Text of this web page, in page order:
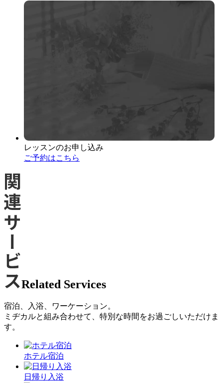
レッスンのお申し込み
ご予約はこちら
Related Services
宿泊、入浴、ワーケーション。
ミヂカルと組み合わせて、特別な時間をお過ごしいただけま
す。
ホテル宿泊
日帰り入浴